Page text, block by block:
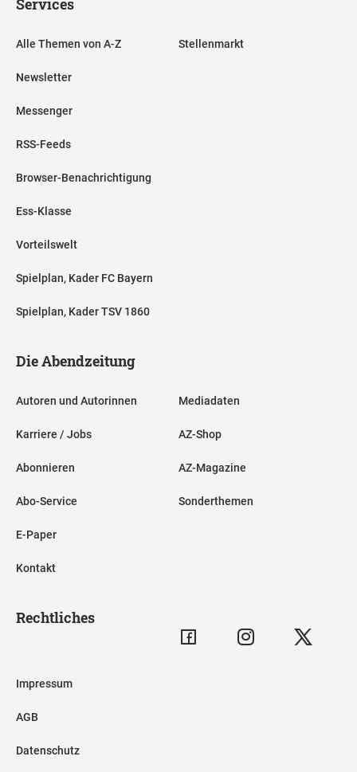
Alle Themen von A-Z
Newsletter
Messenger
RSS-Feeds
Browser-Benachrichtigung
Ess-Klasse
Vorteilswelt
Spielplan, Kader FC Bayern
Spielplan, Kader TSV 1860
Stellenmarkt
Die Abendzeitung
Autoren und Autorinnen
Karriere / Jobs
Abonnieren
Abo-Service
E-Paper
Kontakt
Mediadaten
AZ-Shop
AZ-Magazine
Sonderthemen
Rechtliches
Impressum
AGB
Datenschutz